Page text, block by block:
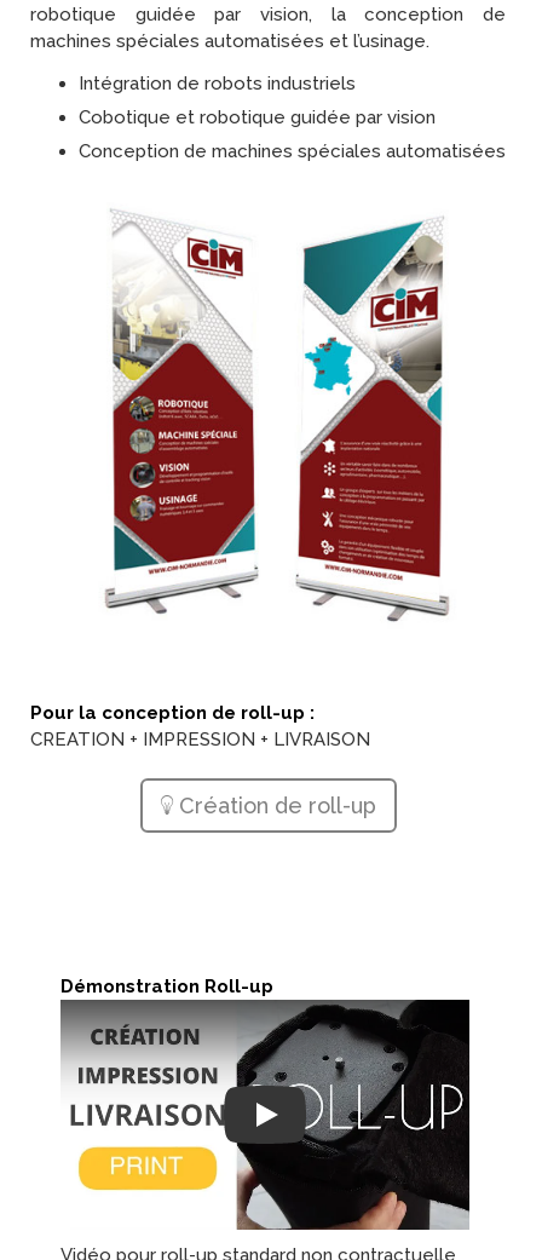
robotique guidée par vision, la conception de
machines spéciales automatisées et l’usinage.
Intégration de robots industriels
Cobotique et robotique guidée par vision
Conception de machines spéciales automatisées
Pour la conception de roll-up :
CREATION + IMPRESSION + LIVRAISON
Création de roll-up
Démonstration Roll-up
Play
Vidéo pour roll-up standard non contractuelle